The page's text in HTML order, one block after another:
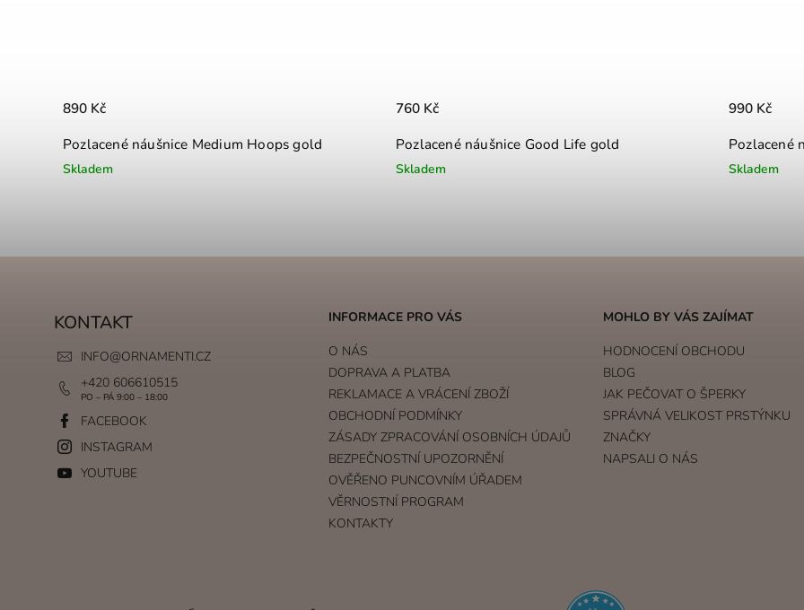
Pozlacené náušnice Medium Hoops gold
Skladem
890 Kč
Pozlacené náušnice Good Life gold
Skladem
760 Kč
Pozlacené
Skladem
990 Kč
KONTAKT
INFO@ORNAMENTI.CZ
+420 606610515
PO – PÁ 9:00 – 18:00
FACEBOOK
INSTAGRAM
YOUTUBE
INFORMACE PRO VÁS
O NÁS
DOPRAVA A PLATBA
REKLAMACE A VRÁCENÍ ZBOŽÍ
OBCHODNÍ PODMÍNKY
ZÁSADY ZPRACOVÁNÍ OSOBNÍCH ÚDAJŮ
BEZPEČNOSTNÍ UPOZORNĚNÍ
OVĚŘENO PUNCOVNÍM ÚŘADEM
VĚRNOSTNÍ PROGRAM
KONTAKTY
MOHLO BY VÁS ZAJÍMAT
HODNOCENÍ OBCHODU
BLOG
JAK PEČOVAT O ŠPERKY
SPRÁVNÁ VELIKOST PRSTÝNKU
ZNAČKY
NAPSALI O NÁS